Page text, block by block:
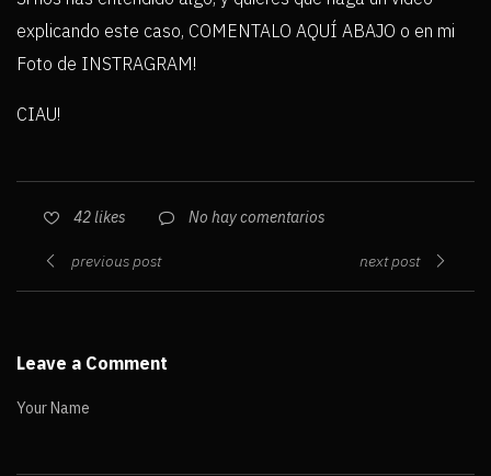
explicando este caso, COMENTALO AQUÍ ABAJO o en mi
Foto de INSTRAGRAM!
CIAU!
42likes No hay comentarios
previous post next post
Leave a Comment
Your Name